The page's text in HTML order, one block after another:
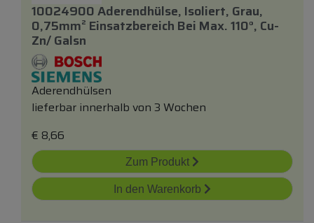
10024900 Aderendhülse, Isoliert, Grau,
0,75mm² Einsatzbereich Bei Max. 110°, Cu-
Zn/ Galsn
Aderendhülsen
lieferbar innerhalb von 3 Wochen
€ 8,66
Zum Produkt
In den Warenkorb